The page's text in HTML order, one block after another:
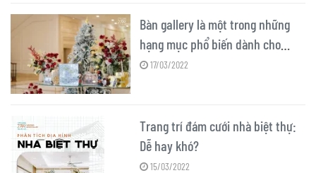
Bàn gallery là một trong những
hạng mục phổ biến dành cho
những tiệc cưới tại khách sạn,
17/03/2022
Trang trí đám cưới nhà biệt thự:
Dễ hay khó?
15/03/2022